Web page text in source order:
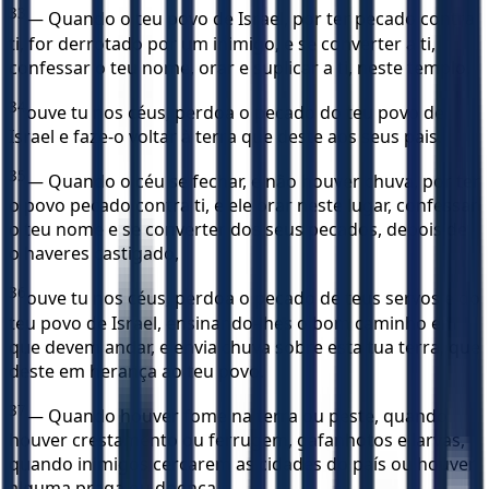
33 — Quando o teu povo de Israel, por ter pecado contra
ti, for derrotado por um inimigo, e se converter a ti,
confessar o teu nome, orar e suplicar a ti, neste templo,
34 ouve tu nos céus, perdoa o pecado do teu povo de
Israel e faze-o voltar à terra que deste aos seus pais.
35 — Quando o céu se fechar, e não houver chuva, por ter
o povo pecado contra ti, e ele orar neste lugar, confessar
o teu nome e se converter dos seus pecados, depois de
o haveres castigado,
36 ouve tu nos céus, perdoa o pecado de teus servos e do
teu povo de Israel, ensinando-lhes o bom caminho em
que devem andar, e envia chuva sobre esta tua terra, que
deste em herança ao teu povo.
37 — Quando houver fome na terra ou peste, quando
houver crestamento ou ferrugem, gafanhotos e larvas,
quando inimigos cercarem as cidades do país ou houver